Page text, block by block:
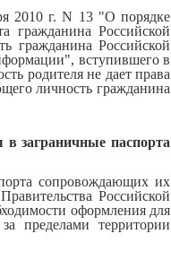
2010 г. N 13 "О порядке
гражданина Российской
гражданина Российской
вступившего в
родителя не дает права
личность гражданина
заграничные паспорта
сопровождающих их
Российской
оформления для
пределами территории